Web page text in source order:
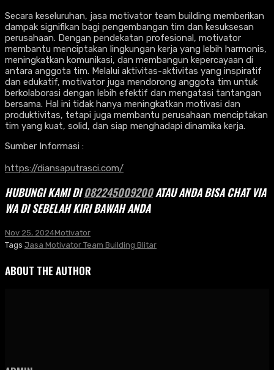
Secara keseluruhan, jasa motivator team building memberikan
dampak signifikan bagi pengembangan tim dan kesuksesan
perusahaan. Dengan pendekatan profesional, motivator
membantu menciptakan lingkungan kerja yang lebih harmonis,
meningkatkan komunikasi, dan membangun kepercayaan di
antara anggota tim. Melalui aktivitas-aktivitas yang inspiratif
dan edukatif, motivator juga mendorong anggota tim untuk
berkolaborasi dengan lebih efektif dan mengatasi tantangan
bersama. Hal ini tidak hanya meningkatkan motivasi dan
produktivitas, tetapi juga membantu perusahaan menciptakan
tim yang kuat, solid, dan siap menghadapi dinamika kerja.
Sumber Informasi :
https://diansaputrasci.com/
HUBUNGI KAMI DI082245009200ATAU ANDA BISA CHAT VIA
WA DI SEBELAH KIRI BAWAH ANDA
Nov 25, 2024Motivator
Tags Jasa Motivator Team Building Blitar
ABOUT THE AUTHOR